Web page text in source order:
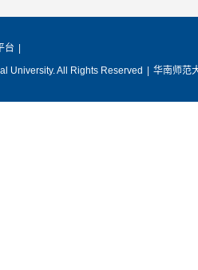
台
University. All Rights Reserved
华南师范